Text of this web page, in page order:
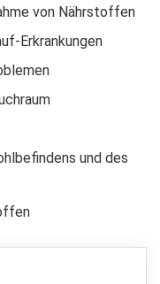
von Nährstoffen
Erkrankungen
und des